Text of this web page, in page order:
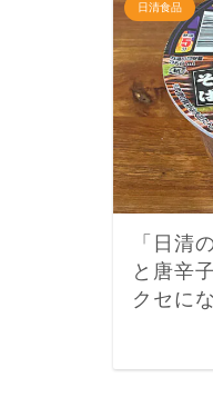
日清食品
「日清
と唐辛
クセに